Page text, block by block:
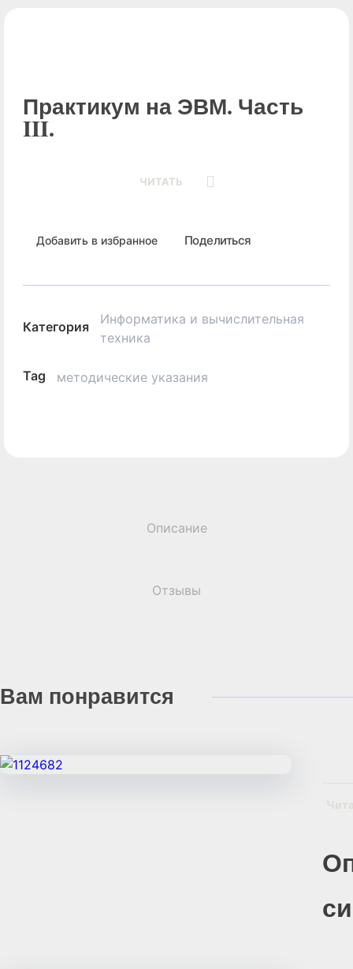
Практикум на ЭВМ. Часть
III.
ЧИТАТЬ
Добавить в избранное Поделиться
Категория
Информатика и вычислительная
техника
Tag методические указания
Описание
Отзывы
Вам понравится